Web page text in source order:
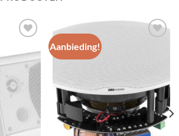
Toevoegen
wenslijst
Aanbieding!
Toevoegen
aan
wenslijst